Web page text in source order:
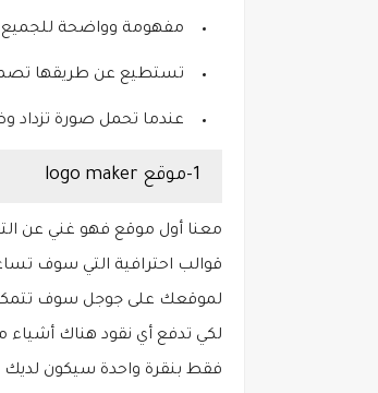
مفهومة وواضحة للجميع
تستطيع عن طريقها
عندما تحمل صورة تزداد
1-موقع logo maker
معنا أول موقع فهو غني عن
قوالب احترافية التي سوف
لموقعك على جوجل سوف
فقط بنقرة واحدة سيكون لديك logo جاهز لكي تجذب من خلاله زوار.